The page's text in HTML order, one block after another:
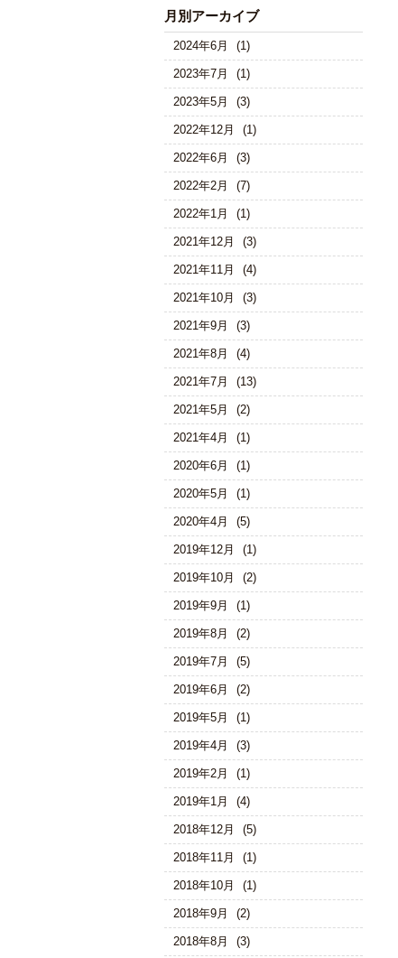
月別アーカイブ
2024年6月 (1)
2023年7月 (1)
2023年5月 (3)
2022年12月 (1)
2022年6月 (3)
2022年2月 (7)
2022年1月 (1)
2021年12月 (3)
2021年11月 (4)
2021年10月 (3)
2021年9月 (3)
2021年8月 (4)
2021年7月 (13)
2021年5月 (2)
2021年4月 (1)
2020年6月 (1)
2020年5月 (1)
2020年4月 (5)
2019年12月 (1)
2019年10月 (2)
2019年9月 (1)
2019年8月 (2)
2019年7月 (5)
2019年6月 (2)
2019年5月 (1)
2019年4月 (3)
2019年2月 (1)
2019年1月 (4)
2018年12月 (5)
2018年11月 (1)
2018年10月 (1)
2018年9月 (2)
2018年8月 (3)